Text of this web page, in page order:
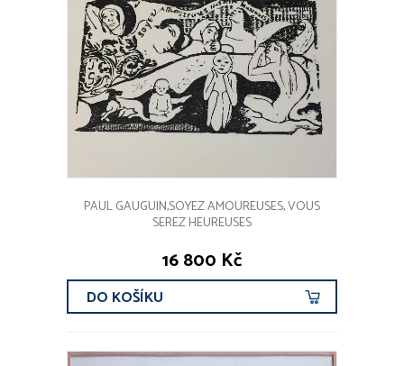
PAUL GAUGUIN,SOYEZ AMOUREUSES, VOUS
SEREZ HEUREUSES
16 800 Kč
DO KOŠÍKU